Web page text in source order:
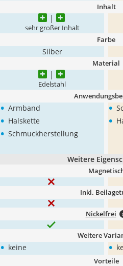
Inhalt
sehr großer Inhalt
Farbe
Silber
Material
Edelstahl
• Armband
• Halskette
• Schmuckherstellung
•
•
Weitere
Inkl.
Nickelfrei
Weitere
• keine •
Vorteile